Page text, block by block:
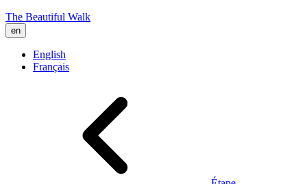
The Beautiful Walk
en
English
Français